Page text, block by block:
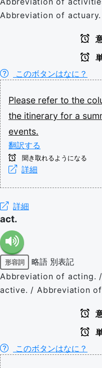
Abbreviation of actuary.
このボタンはなに？
Please refer to the
the itinerary for a
events.
翻訳する
聞き取れるようになる
詳細
詳細
act.
形容詞 略語 別表記
Abbreviation of acting.
active. / Abbreviation
このボタンはなに？